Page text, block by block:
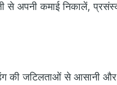
से अपनी कमाई निकालें,
की जटिलताओं से आसानी